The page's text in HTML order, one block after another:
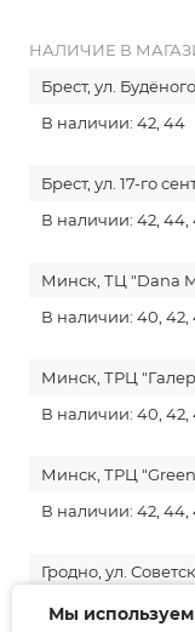
НАЛИЧИЕ В
Брест, ул.
В наличии: 42, 44
Брест, ул. 17-го
В наличии: 42, 44,
Минск, ТЦ "Dana
В наличии: 40, 42,
Минск, ТРЦ
В наличии: 40, 42,
Минск, ТРЦ
В наличии: 42, 44,
Гродно, ул.
В наличии: 40, 46
Мы